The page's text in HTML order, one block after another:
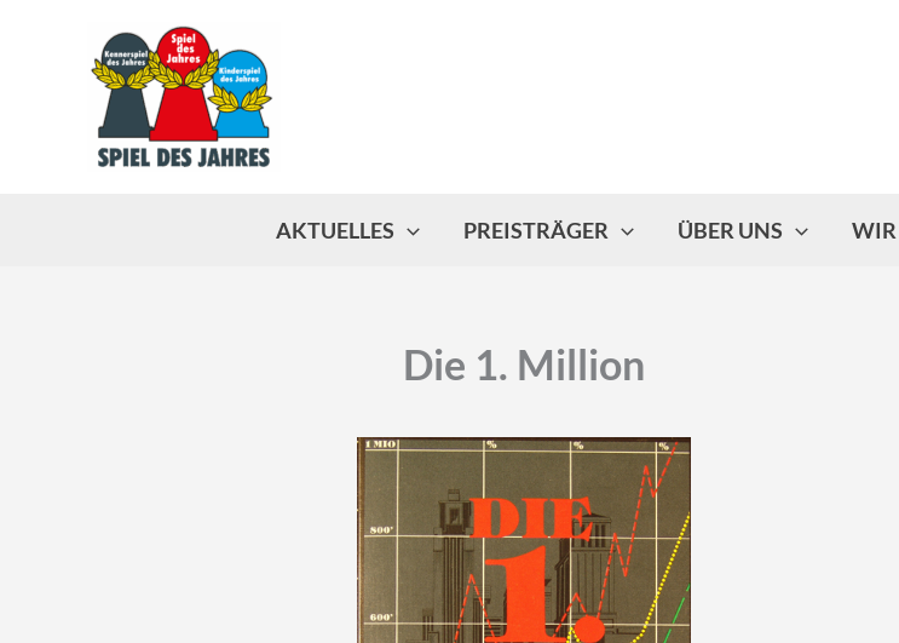
AKTUELLES PREISTRÄGER ÜBER UNS WIR
Die 1. Million